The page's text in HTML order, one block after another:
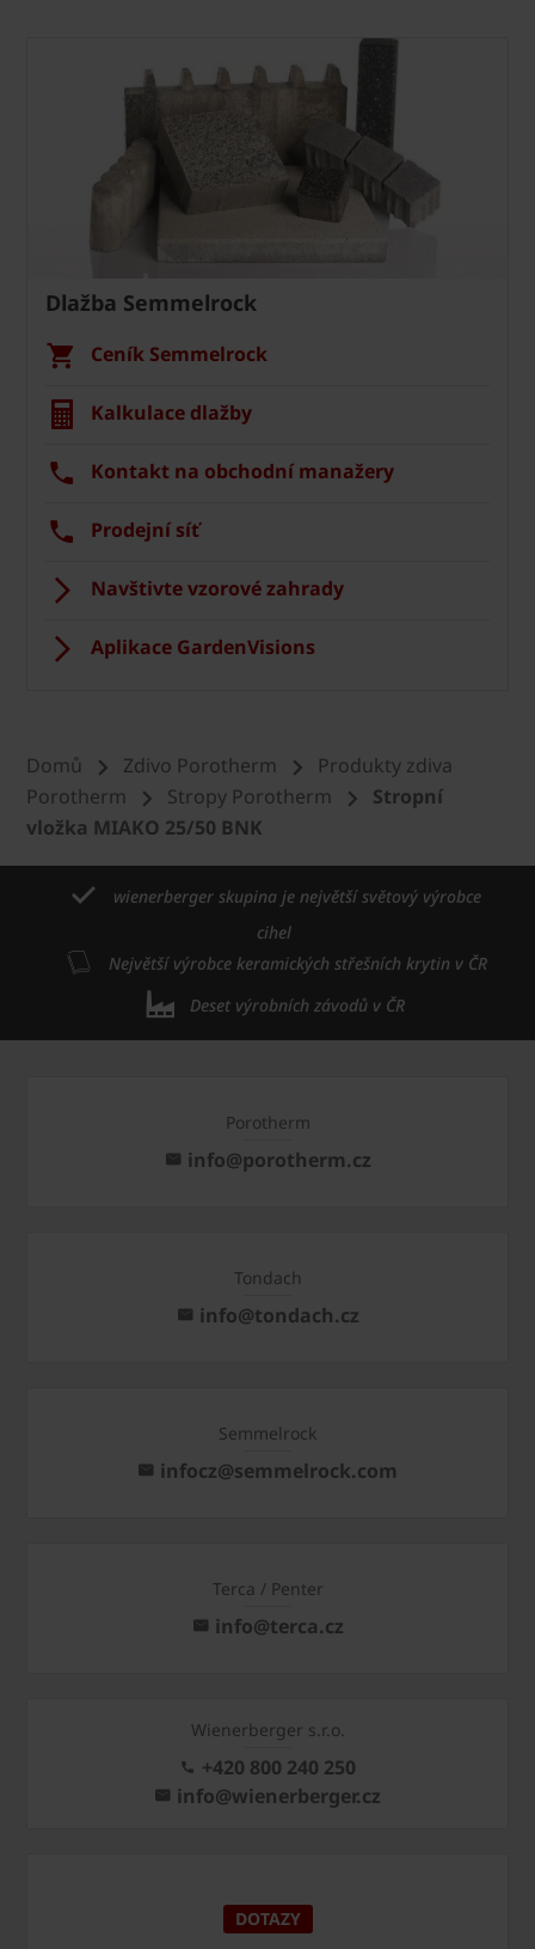
Dlažba Semmelrock
Ceník Semmelrock
Kalkulace dlažby
Kontakt na obchodní manažery
Prodejní síť
Navštivte vzorové zahrady
Aplikace GardenVisions
Domů Zdivo Porotherm
Produkty zdiva
Porotherm
Stropy Porotherm
Stropní
vložka MIAKO 25/50 BNK
wienerberger skupina je největší světový výrobce
cihel
Největší výrobce keramických střešních krytin v ČR
Deset výrobních závodů v ČR
Porotherm
info@porotherm.cz
Tondach
info@tondach.cz
Semmelrock
infocz@semmelrock.com
Terca / Penter
info@terca.cz
Wienerberger s.r.o.
+420 800 240 250
info@wienerberger.cz
DOTAZY